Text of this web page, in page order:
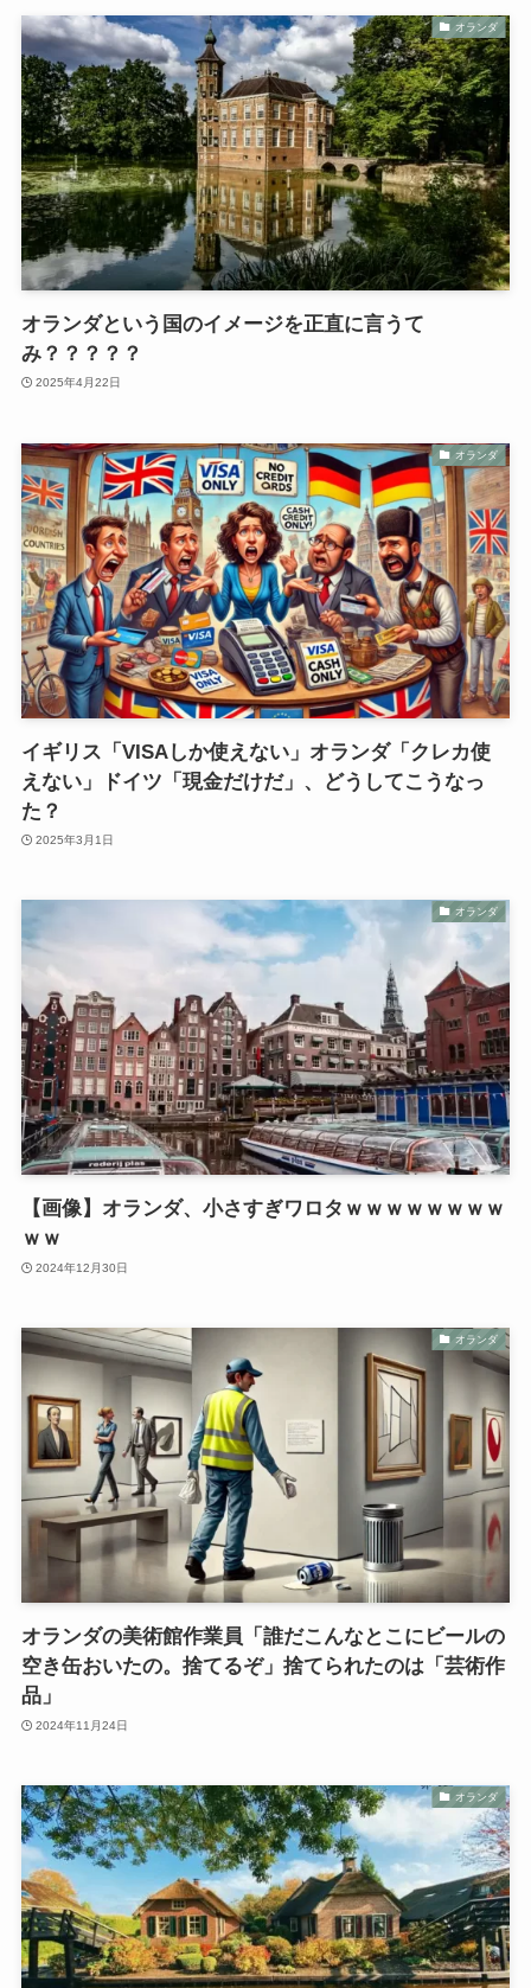
オランダ
オランダという国のイメージを正直に言うて
み？？？？？
2025年4月22日
オランダ
イギリス「VISAしか使えない」オランダ「クレカ使
えない」ドイツ「現金だけだ」、どうしてこうなっ
た？
2025年3月1日
オランダ
【画像】オランダ、小さすぎワロタｗｗｗｗｗｗｗｗ
ｗｗ
2024年12月30日
オランダ
オランダの美術館作業員「誰だこんなとこにビールの
空き缶おいたの。捨てるぞ」捨てられたのは「芸術作
品」
2024年11月24日
オランダ